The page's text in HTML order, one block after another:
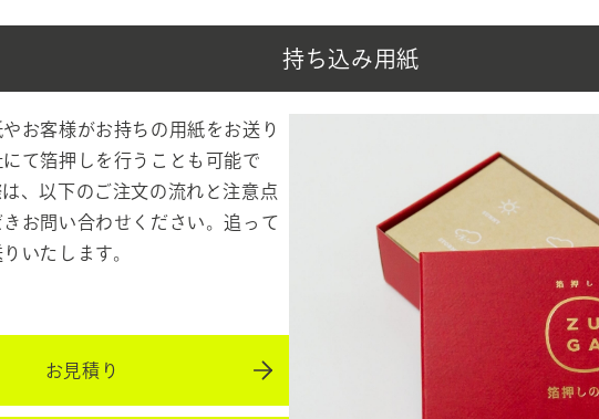
持ち込み用紙
お客様がお持ちの用紙をお送り
て箔押しを行うことも可能で
、以下のご注文の流れと注意点
お問い合わせください。追って
いたします。
お見積り